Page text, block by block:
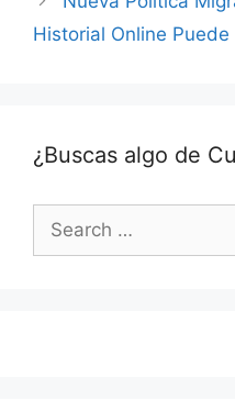
Historial Online
¿Buscas algo de
Search
for: